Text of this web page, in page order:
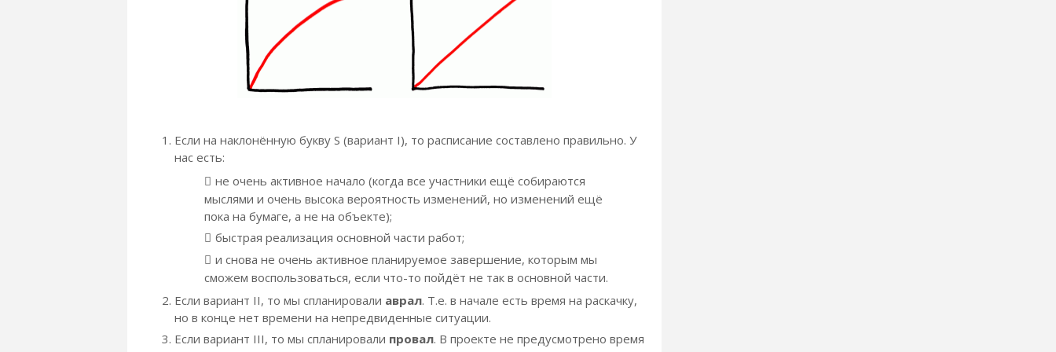
Если на наклонённую букву S (вариант I), то расписание составлено правильно. У
нас есть:
не очень активное начало (когда все участники ещё собираются
мыслями и очень высока вероятность изменений, но изменений ещё
пока на бумаге, а не на объекте);
быстрая реализация основной части работ;
и снова не очень активное планируемое завершение, которым мы
сможем воспользоваться, если что-то пойдёт не так в основной части.
Если вариант II, то мы спланировали аврал. Т.е. в начале есть время на раскачку,
но в конце нет времени на непредвиденные ситуации.
Если вариант III, то мы спланировали провал. В проекте не предусмотрено время